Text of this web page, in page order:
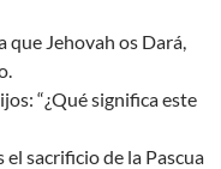
que Jehovah os Dará,
“¿Qué significa este
sacrificio de la Pascua